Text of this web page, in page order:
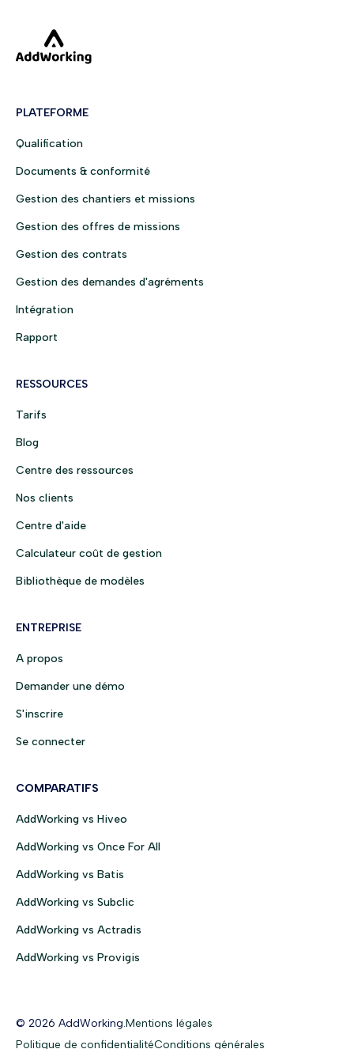
PLATEFORME
Qualification
Documents & conformité
Gestion des chantiers et missions
Gestion des offres de missions
Gestion des contrats
Gestion des demandes d'agréments
Intégration
Rapport
RESSOURCES
Tarifs
Blog
Centre des ressources
Nos clients
Centre d'aide
Calculateur coût de gestion
Bibliothèque de modèles
ENTREPRISE
A propos
Demander une démo
S'inscrire
Se connecter
COMPARATIFS
AddWorking vs Hiveo
AddWorking vs Once For All
AddWorking vs Batis
AddWorking vs Subclic
AddWorking vs Actradis
AddWorking vs Provigis
© 2026 AddWorking.Mentions légales
Politique de confidentialitéConditions générales